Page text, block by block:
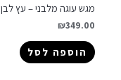
מגש עוגה מלבני – עץ לבן
₪349.00
הוספה לסל